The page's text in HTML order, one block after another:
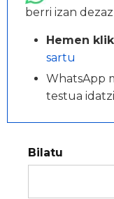
berri izan
Hemen
sartu
WhatsApp
testua
Bilatu